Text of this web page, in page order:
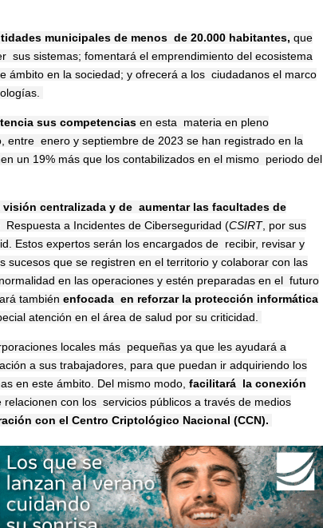
municipales de menos de 20.000 habitantes, que
sus sistemas; fomentará el emprendimiento del ecosistema
ámbito en la sociedad; y ofrecerá a los ciudadanos el marco
sus competencias en esta materia en pleno
entre enero y septiembre de 2023 se han registrado en la
un 19% más que los contabilizados en el mismo periodo del
centralizada y de aumentar las facultades de
a Incidentes de Ciberseguridad (CSIRT, por sus
Estos expertos serán los encargados de recibir, revisar y
sucesos que se registren en el territorio y colaborar con las
en las operaciones y estén preparadas en el futuro
también enfocada en reforzar la protección informática
atención en el área de salud por su criticidad.
locales más pequeñas ya que les ayudará a
a sus trabajadores, para que puedan ir adquiriendo los
en este ámbito. Del mismo modo, facilitará la conexión
relacionen con los servicios públicos a través de medios
con el Centro Criptológico Nacional (CCN).